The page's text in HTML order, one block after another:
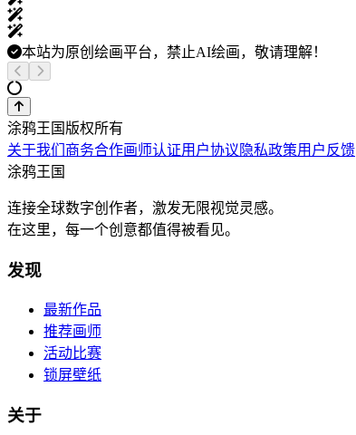
本站为原创绘画平台，禁止AI绘画，敬请理解！
涂鸦王国版权所有
关于我们 商务合作画师认证用户协议 隐私政策用户反馈
涂鸦王国
连接全球数字创作者，激发无限视觉灵感。
在这里，每一个创意都值得被看见。
发现
最新作品
推荐画师
活动比赛
锁屏壁纸
关于